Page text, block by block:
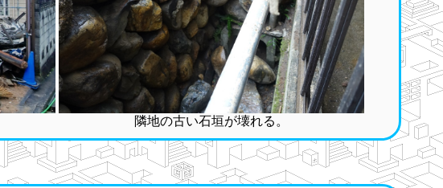
隣地の古い石垣が壊れる。